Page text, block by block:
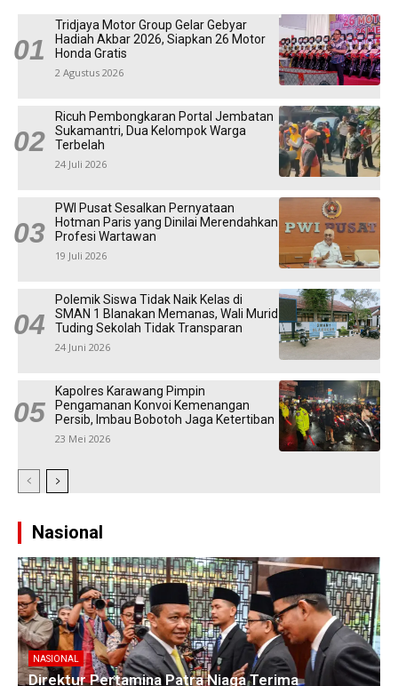
Tridjaya Motor Group Gelar Gebyar
Hadiah Akbar 2026, Siapkan 26 Motor
Honda Gratis
2 Agustus 2026
Ricuh Pembongkaran Portal Jembatan
Sukamantri, Dua Kelompok Warga
Terbelah
24 Juli 2026
PWI Pusat Sesalkan Pernyataan
Hotman Paris yang Dinilai Merendahkan
Profesi Wartawan
19 Juli 2026
Polemik Siswa Tidak Naik Kelas di
SMAN 1 Blanakan Memanas, Wali Murid
Tuding Sekolah Tidak Transparan
24 Juni 2026
Kapolres Karawang Pimpin
Pengamanan Konvoi Kemenangan
Persib, Imbau Bobotoh Jaga Ketertiban
23 Mei 2026
Nasional
NASIONAL